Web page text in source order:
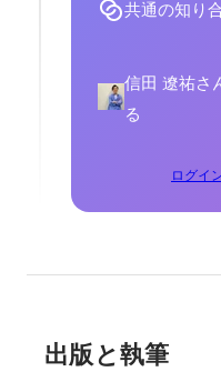
共通の知り
信田 遼祐さ
る
ログイ
出版と執筆